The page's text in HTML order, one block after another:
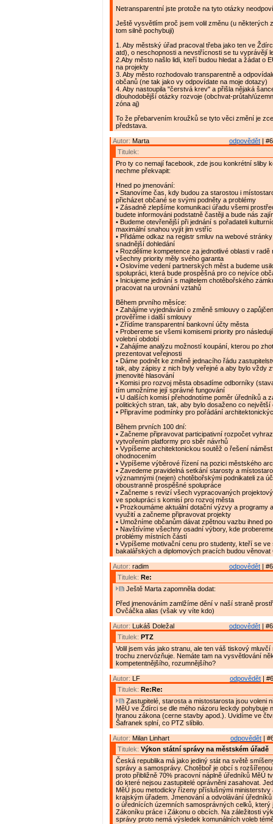
Netransparentní jste protože na tyto otázky
Ještě vysvětlím proč jsem volil změnu (u některých
tom silně pochybuji)
1. Aby městský úřad pracoval třeba jako ten ve
atd), o neschopnosti a nevstřícnosti se tu vyprávějí
2.Aby město našlo lidi, kteří budou hledat a žádat o
na projekty
3. Aby město rozhodovalo transparentně a
občanů (ne tak jako vy odpovídate na moje dotazy)
4. Aby nastoupila "čerstvá krev" a přišla nějaká
dlouhodobější otázky rozvoje (obchvat-průtah/
zóna aj)
To že přebarvením kroužků se tyto věci změní je
představa.
odpovědět |
Autor: Marta
Titulek:
Pro ty co nemají facebook, zde jsou konkrétní sliby
nechme překvapit:
Hned po jmenování:
• Stanovíme čas, kdy budou za starostou i
přicházet občané se svými podněty a problémy
• Zásadně zlepšíme komunikaci úřadu všemi
budete informováni podstatně častěji a bude nás
• Budeme otevřenější při jednání s pořadateli
maximální snahou vyjít jim vstříc
• Přidáme odkaz na registr smluv na webové
snadnější dohledání
• Rozdělíme kompetence za jednotlivé oblasti v radě
všechny priority měly svého garanta
• Oslovíme vedení partnerských měst a budeme
spolupráci, která bude prospěšná pro co nejvíce
• Iniciujeme jednání s majitelem chotěbořského
pracovat na urovnání vztahů
Během prvního měsíce:
• Zahájíme vyjednávání o změně smlouvy o
prověříme i další smlouvy
• Zřídíme transparentní bankovní účty města
• Probereme se všemi komisemi priority pro
volební období
• Zahájíme analýzu možností koupání, kterou po
prezentovat veřejnosti
• Dáme podnět ke změně jednacího řádu
tak, aby zápisy z nich byly veřejné a aby bylo vždy
jmenovité hlasování
• Komisi pro rozvoj města obsadíme odborníky
tím umožníme její správné fungování
• U dalších komisí přehodnotíme poměr úředníků a
politických stran, tak, aby bylo dosaženo co největší
• Připravíme podmínky pro pořádání
Během prvních 100 dní:
• Začneme připravovat participativní rozpočet
vytvořením platformy pro sběr návrhů
• Vypíšeme architektonickou soutěž o řešení
ohodnocením
• Vypíšeme výběrové řízení na pozici městského
• Zavedeme pravidelná setkání starosty a
významnými (nejen) chotěbořskými podnikateli za
oboustranně prospěšné spolupráce
• Začneme s revizí všech vypracovaných
ve spolupráci s komisí pro rozvoj města
• Prozkoumáme aktuální dotační výzvy a programy
využití a začneme připravovat projekty
• Umožníme občanům dávat zpětnou vazbu ihned
• Navštívíme všechny osadní výbory, kde
problémy místních částí
• Vypíšeme motivační cenu pro studenty, kteří se ve
bakalářských a diplomových pracích budou věnovat
odpovědět |
Autor: radim
Titulek: Re:
Ještě Marta zapomněla dodat:
Před jmenováním zamlžíme dění v naší straně
Ovčáčka alias (však vy víte kdo)
odpovědět |
Autor: Lukáš Doležal
Titulek: PTZ
Volil jsem vás jako stranu, ale ten váš tiskový
trochu znervózňuje. Nemáte tam na vysvětlování
kompetentnějšího, rozumnějšího?
odpovědět |
Autor: LF
Titulek: Re:Re:
Zastupitelé, starosta a mistostarosta jsou voleni
MěÚ ve Ždírci se dle mého názoru leckdy pohybuje
hranou zákona (cerne stavby apod.). Uvidíme ve
Šafranek splní, co PTZ slíbilo.
odpovědět |
Autor: Milan Linhart
Titulek: Výkon státní správy na městském úřadě
Česká republika má jako jediný stát na světě
správy a samosprávy. Chotěboř je obcí s
proto přibližně 70% pracovní náplně úředníků MěÚ
do které nejsou zastupitelé oprávněni zasahovat.
MěÚ jsou metodicky řízeny příslušnými ministerstvy
krajským úřadem. Jmenování a odvolávání
o úřednících územních samosprávných celků, který
Zákoníku práce i Zákonu o obcích. Na záležitosti
správy proto nemá výsledek komunálních voleb